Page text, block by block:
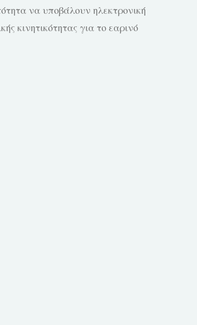
να υποβάλουν ηλεκτρονική
κινητικότητας για το εαρινό